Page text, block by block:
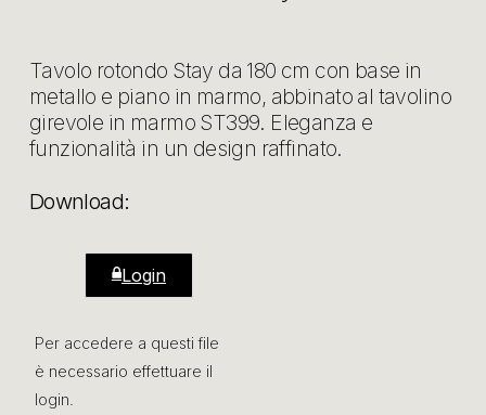
Download:
Login
Per accedere a questi file
è necessario effettuare il
login.
Tavolo rotondo Stay da 180 cm con base in
metallo e piano in marmo, abbinato al tavolino
girevole in marmo ST399. Eleganza e
funzionalità in un design raffinato.